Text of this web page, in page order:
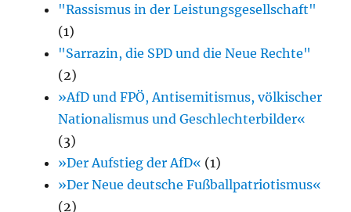
"Rassismus in der Leistungsgesellschaft"
(1)
"Sarrazin, die SPD und die Neue Rechte"
(2)
»AfD und FPÖ, Antisemitismus, völkischer
Nationalismus und Geschlechterbilder«
(3)
»Der Aufstieg der AfD« (1)
»Der Neue deutsche Fußballpatriotismus«
(2)